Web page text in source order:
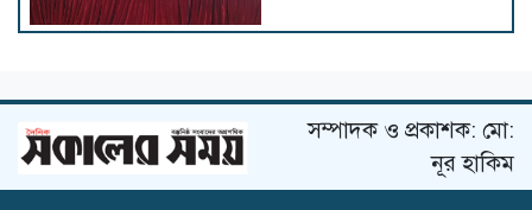
প্রত্যাহার; যা বলছেন সংশ্লিষ্ট
গবেষকরাসম্পাদক ও প্রকাশক: মো:
নূর হাকিম